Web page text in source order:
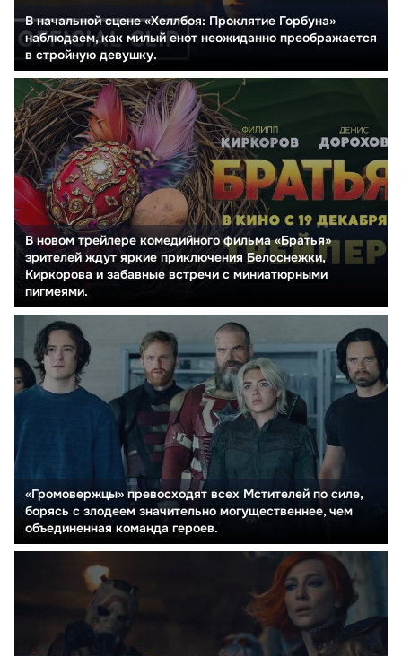
В начальной сцене «Хеллбоя: Проклятие Горбуна»
наблюдаем, как милый енот неожиданно преображается
в стройную девушку.
В новом трейлере комедийного фильма «Братья»
зрителей ждут яркие приключения Белоснежки,
Киркорова и забавные встречи с миниатюрными
пигмеями.
«Громовержцы» превосходят всех Мстителей по силе,
борясь с злодеем значительно могущественнее, чем
объединенная команда героев.